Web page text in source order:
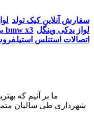
سفارش آنلاین کیک تولد
مانیتور تصویری bmw x3 لواز یدکی وینگل
اتصالات استنلس استیل
شهرداری طی سالیان